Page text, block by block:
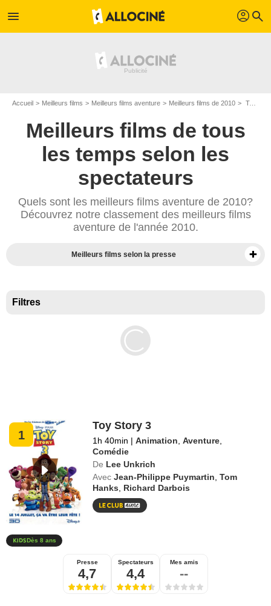
menu profil search
Accueil Meilleurs films Meilleurs films aventure Meilleurs films de 2010 Top films aventure de 2010
Meilleurs films de tous
les temps selon les
spectateurs
Quels sont les meilleurs films aventure de 2010?
Découvrez notre classement des meilleurs films
aventure de l'année 2010.
Meilleurs films selon la presse
Filtres
1
Toy Story 3
1h 40min | Animation ,Aventure
Comédie
De Lee Unkrich
Avec Jean-Philippe Puymartin ,Tom
Hanks
Richard Darbois
Dès 8 ans
Presse
4,7
Spectateurs
4,4
Mes amis
--